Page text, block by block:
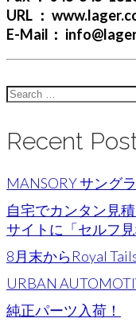
URL ：
E-Mail：
Search
for:
Recent
MANSORY サング
自宅でカンタン見
サイトに「セルフ
8月末からRoyal
URBAN
純正パーツ入荷！